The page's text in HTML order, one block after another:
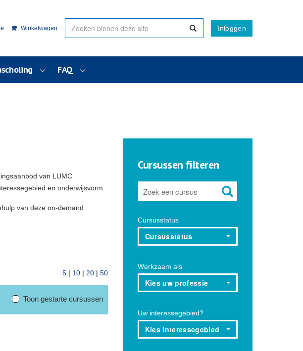
Inloggen
Winkelwagen
FAQ
van LUMC
en onderwijsvorm.
van deze on-demand
5| 10| 20| 50
Toon gestarte cursussen
Cursussen filteren
Cursusstatus
Cursusstatus
Werkzaam als
Kies uw professie
Uw interessegebied?
Kies interessegebied